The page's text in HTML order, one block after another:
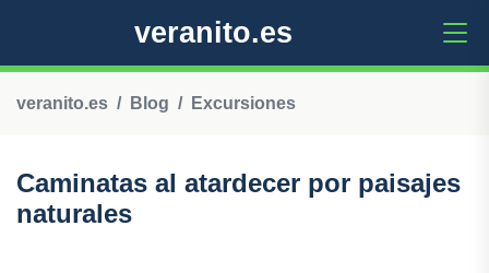
veranito.es
veranito.es Blog Excursiones
Caminatas al atardecer por paisajes
naturales